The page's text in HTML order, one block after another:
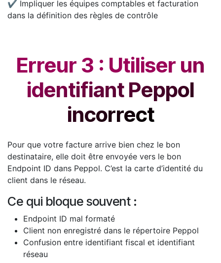
✔ Impliquer les équipes comptables et facturation
dans la définition des règles de contrôle
Erreur 3 : Utiliser un
identifiant Peppol
incorrect
Pour que votre facture arrive bien chez le bon
destinataire, elle doit être envoyée vers le bon
Endpoint ID dans Peppol. C’est la carte d’identité du
client dans le réseau.
Ce qui bloque souvent :
Endpoint ID mal formaté
Client non enregistré dans le répertoire Peppol
Confusion entre identifiant fiscal et identifiant
réseau